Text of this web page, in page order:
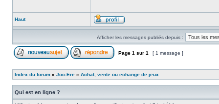
Haut
Afficher les messages publiés depuis :
Page 1 sur 1 [ 1 message ]
Index du forum » Joc-Ere » Achat, vente ou echange de jeux
Qui est en ligne ?